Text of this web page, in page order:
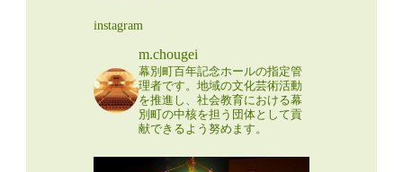
instagram
m.chougei
幕別町百年記念ホールの指定管
理者です。地域の文化芸術活動
を推進し、社会教育における幕
別町の中核を担う団体として貢
献できるよう努めます。